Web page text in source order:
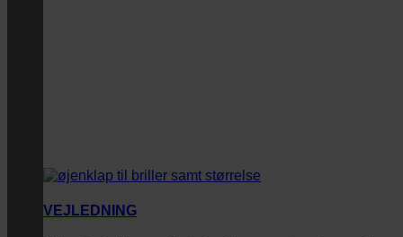
VEJLEDNING